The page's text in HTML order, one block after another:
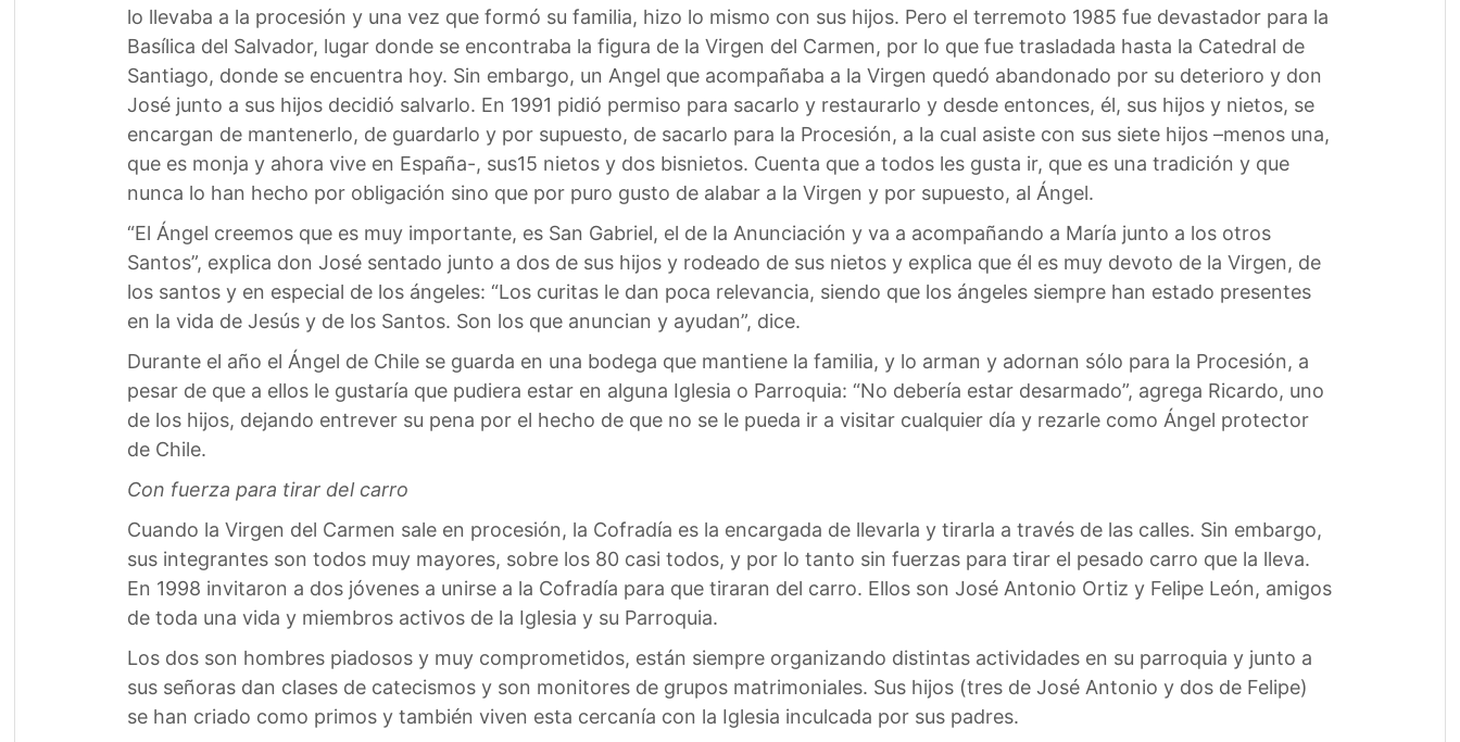
lo llevaba a la procesión y una vez que formó su familia, hizo lo mismo con sus hijos. Pero el terremoto 1985 fue devastador para la
Basílica del Salvador, lugar donde se encontraba la figura de la Virgen del Carmen, por lo que fue trasladada hasta la Catedral de
Santiago, donde se encuentra hoy. Sin embargo, un Angel que acompañaba a la Virgen quedó abandonado por su deterioro y don
José junto a sus hijos decidió salvarlo. En 1991 pidió permiso para sacarlo y restaurarlo y desde entonces, él, sus hijos y nietos, se
encargan de mantenerlo, de guardarlo y por supuesto, de sacarlo para la Procesión, a la cual asiste con sus siete hijos –menos una,
que es monja y ahora vive en España-, sus15 nietos y dos bisnietos. Cuenta que a todos les gusta ir, que es una tradición y que
nunca lo han hecho por obligación sino que por puro gusto de alabar a la Virgen y por supuesto, al Ángel.
“El Ángel creemos que es muy importante, es San Gabriel, el de la Anunciación y va a acompañando a María junto a los otros
Santos”, explica don José sentado junto a dos de sus hijos y rodeado de sus nietos y explica que él es muy devoto de la Virgen, de
los santos y en especial de los ángeles: “Los curitas le dan poca relevancia, siendo que los ángeles siempre han estado presentes
en la vida de Jesús y de los Santos. Son los que anuncian y ayudan”, dice.
Durante el año el Ángel de Chile se guarda en una bodega que mantiene la familia, y lo arman y adornan sólo para la Procesión, a
pesar de que a ellos le gustaría que pudiera estar en alguna Iglesia o Parroquia: “No debería estar desarmado”, agrega Ricardo, uno
de los hijos, dejando entrever su pena por el hecho de que no se le pueda ir a visitar cualquier día y rezarle como Ángel protector
de Chile.
Con fuerza para tirar del carro
Cuando la Virgen del Carmen sale en procesión, la Cofradía es la encargada de llevarla y tirarla a través de las calles. Sin embargo,
sus integrantes son todos muy mayores, sobre los 80 casi todos, y por lo tanto sin fuerzas para tirar el pesado carro que la lleva.
En 1998 invitaron a dos jóvenes a unirse a la Cofradía para que tiraran del carro. Ellos son José Antonio Ortiz y Felipe León, amigos
de toda una vida y miembros activos de la Iglesia y su Parroquia.
Los dos son hombres piadosos y muy comprometidos, están siempre organizando distintas actividades en su parroquia y junto a
sus señoras dan clases de catecismos y son monitores de grupos matrimoniales. Sus hijos (tres de José Antonio y dos de Felipe)
se han criado como primos y también viven esta cercanía con la Iglesia inculcada por sus padres.